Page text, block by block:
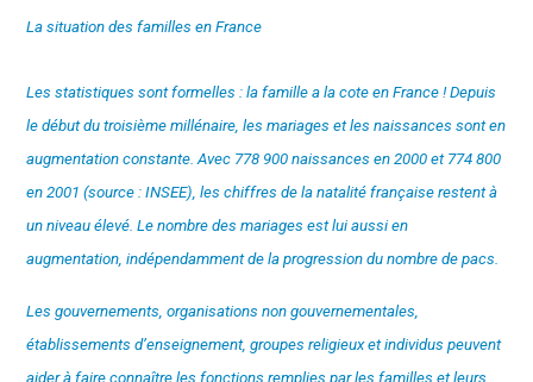
La situation des familles en France
Les statistiques sont formelles : la famille a la cote en France ! Depuis
le début du troisième millénaire, les mariages et les naissances sont en
augmentation constante. Avec 778 900 naissances en 2000 et 774 800
en 2001 (source : INSEE), les chiffres de la natalité française restent à
un niveau élevé. Le nombre des mariages est lui aussi en
augmentation, indépendamment de la progression du nombre de pacs.
Les gouvernements, organisations non gouvernementales,
établissements d’enseignement, groupes religieux et individus peuvent
aider à faire connaître les fonctions remplies par les familles et leurs